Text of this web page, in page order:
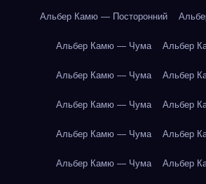
Альбер Камю — Посторонний
Альбер Камю — Чума Альбер
Альбер Камю — Чума Альбер
Альбер Камю — Чума Альбер
Альбер Камю — Чума Альбер
Альбер Камю — Чума Альбер